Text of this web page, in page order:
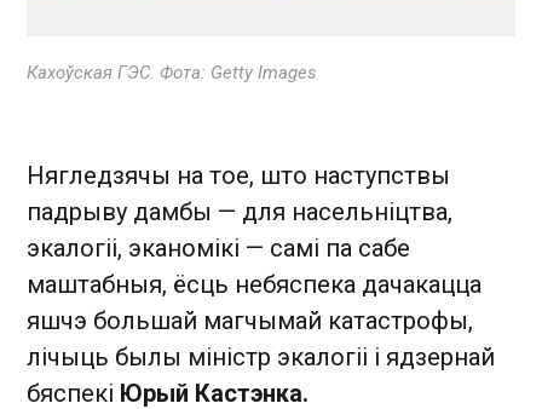
Кахоўская ГЭС. Фота: Getty Images
Нягледзячы на тое, што наступствы
падрыву дамбы — для насельніцтва,
экалогіі, эканомікі — самі па сабе
маштабныя, ёсць небяспека дачакацца
яшчэ большай магчымай катастрофы,
лічыць былы міністр экалогіі і ядзернай
бяспекі Юрый Кастэнка.